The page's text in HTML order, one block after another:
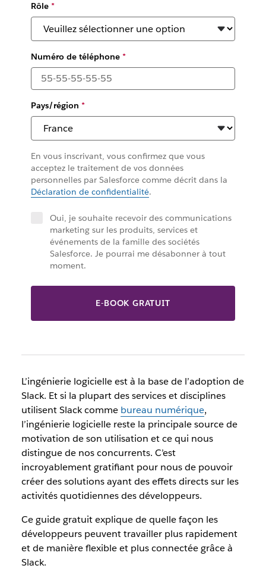
Rôle*
Numéro de téléphone*
Pays/région *
En vous inscrivant, vous confirmez que vous
acceptez le traitement de vos données
personnelles par Salesforce comme décrit dans la
Déclaration de confidentialité.
Oui, je souhaite recevoir des communications
marketing sur les produits, services et
événements de la famille des sociétés
Salesforce. Je pourrai me désabonner à tout
moment.
E-BOOK GRATUIT
L’ingénierie logicielle est à la base de l’adoption de
Slack. Et si la plupart des services et disciplines
utilisent Slack comme bureau numérique,
l’ingénierie logicielle reste la principale source de
motivation de son utilisation et ce qui nous
distingue de nos concurrents. C’est
incroyablement gratifiant pour nous de pouvoir
créer des solutions ayant des effets directs sur les
activités quotidiennes des développeurs.
Ce guide gratuit explique de quelle façon les
développeurs peuvent travailler plus rapidement
et de manière flexible et plus connectée grâce à
Slack.